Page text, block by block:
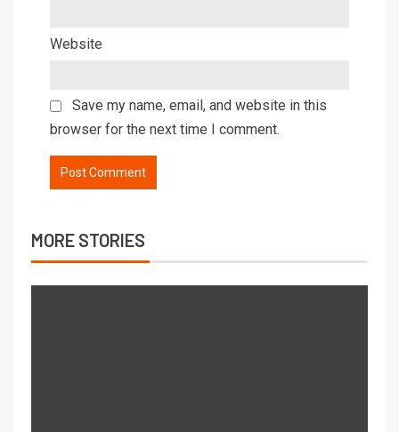
Website
Save my name, email, and website in this
browser for the next time I comment.
MORE STORIES